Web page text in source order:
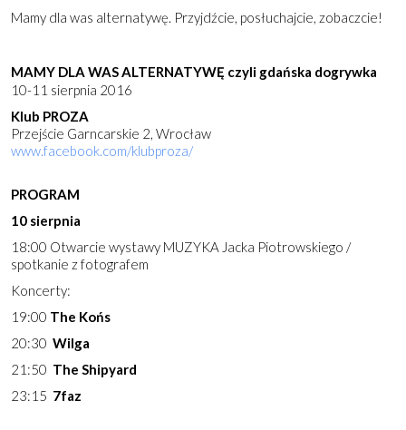
Mamy dla was alternatywę. Przyjdźcie, posłuchajcie, zobaczcie!
MAMY DLA WAS ALTERNATYWĘ czyli gdańska dogrywka
10-11 sierpnia 2016
Klub PROZA
Przejście Garncarskie 2, Wrocław
www.facebook.com/klubproza/
PROGRAM
10 sierpnia
18:00 Otwarcie wystawy MUZYKA Jacka Piotrowskiego /
spotkanie z fotografem
Koncerty:
19:00 The Końs
20:30 Wilga
21:50 The Shipyard
23:15 7faz